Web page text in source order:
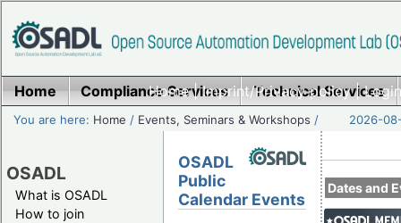
Home|Imprint/Privacy policy|
Home Compliance Services Technical Services
You are here: Home / Events, Seminars & Workshops / 2026-
OSADL
What is OSADL
How to join
Dates and
OSADL
Public
Calendar Events